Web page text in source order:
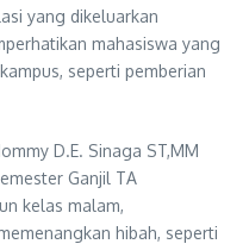
yang dikeluarkan
mahasiswa yang
seperti pemberian
D.E. Sinaga ST,MM
Ganjil TA
kelas malam,
hibah, seperti